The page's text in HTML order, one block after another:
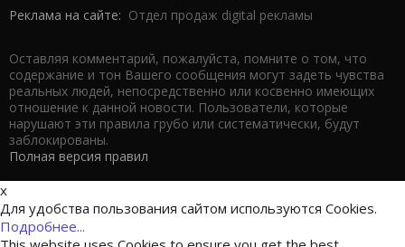
Реклама на сайте: Отдел продаж digital рекламы
Оставляя комментарий, пожалуйста, помните о том, что
содержание и тон Вашего сообщения могут задеть чувства
реальных людей, непосредственно или косвенно имеющих
отношение к данной новости. Пользователи, которые
нарушают эти правила грубо или систематически, будут
заблокированы.
Полная версия правил
x
Для удобства пользования сайтом используются Cookies.
Подробнее...